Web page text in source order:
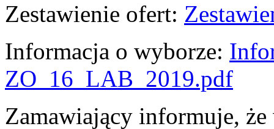
Zestawienie ofert:
Informacja o wyborze:
ZO_16_LAB_2019.pdf
Zamawiający informuje,